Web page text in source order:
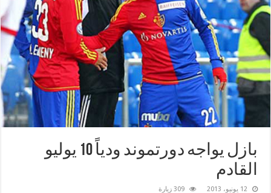
بازل يواجه دورتموند ودياً 10 يوليو
القادم
12 يونيو، 2013 309 زيارة